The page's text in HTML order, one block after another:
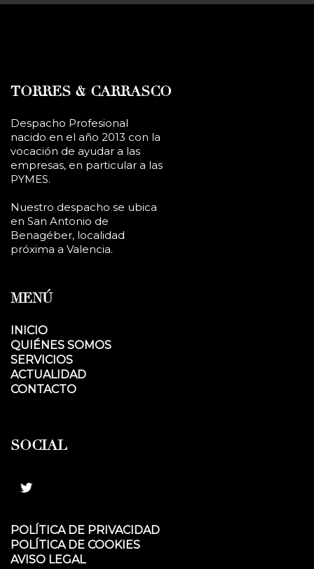
TORRES & CARRASCO
Despacho Profesional
nacido en el año 2013 con la
vocación de ayudar a las
empresas, en particular a las
PYMES.
Nuestro despacho se ubica
en San Antonio de
Benagéber, localidad
próxima a Valencia.
MENÚ
INICIO
QUIÉNES SOMOS
SERVICIOS
ACTUALIDAD
CONTACTO
SOCIAL
POLÍTICA DE PRIVACIDAD
POLÍTICA DE COOKIES
AVISO LEGAL